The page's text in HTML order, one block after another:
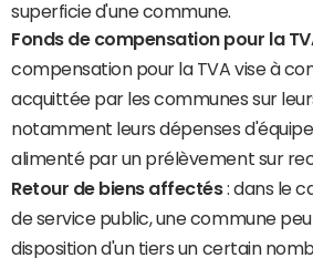
superficie d'une commune.
Fonds de compensation pour la
compensation pour la TVA vise à
acquittée par les communes sur
notamment leurs dépenses
alimenté par un prélèvement sur
Retour de biens affectés: dans le
de service public, une commune
disposition d'un tiers un certain